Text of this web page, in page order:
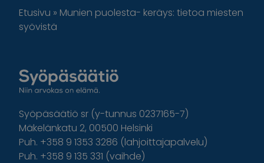
Etusivu » Munien puolesta- keräys: tietoa miesten
syövistä
Syöpäsäätiö sr (y-tunnus 0237165-7)
Mäkelänkatu 2, 00500 Helsinki
Puh. +358 9 1353 3286 (lahjoittajapalvelu)
Puh. +358 9 135 331 (vaihde)